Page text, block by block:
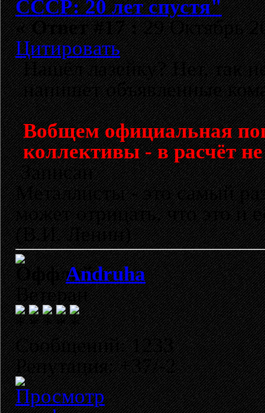
СССР: 20 лет спустя"
«Ответ #17 :29 Октябрь
Цитировать
Нашёл лазейку? Нет, так
напишет объявленные
Вобщем официальная
коллективы - в расчёт
Записан
Металлисты - это самый
может отрицать, что это и
(В.И. Ленин)
Andruha
Ветеран
Сообщений: 1233
Репутация: +37/-2